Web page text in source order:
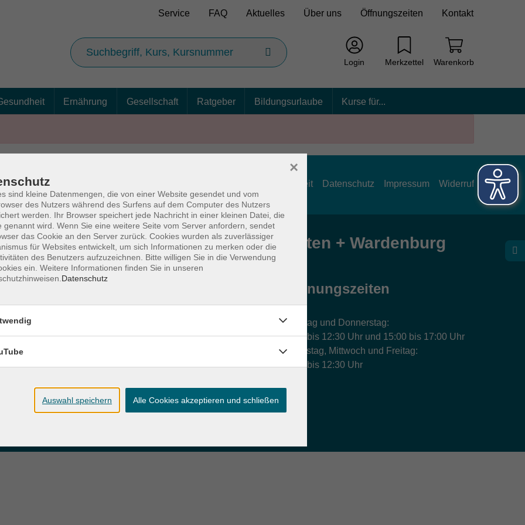
Service FAQ Aktuelles Über uns Öffnungszeiten Kontakt
Login Merkzettel Warenkorb
Ernährung Gesellschaft Ratgeber Bildungsurlaube Kurse für...
Barrierefreiheit Datenschutz Impressum Widerruf
und Donnerstag:
Volkshochschule Hatten + Wardenburg
26203 Wardenburg
Öffnungszeiten
Montag und Donnerstag:
9:00 bis 12:30 Uhr und 15:00 bis 17:00 Uhr
Dienstag, Mittwoch und Freitag:
9:00 bis 12:30 Uhr
sind kleine Datenmengen, die von einer Website gesendet und vom
des Nutzers während des Surfens auf dem Computer des Nutzers
werden. Ihr Browser speichert jede Nachricht in einer kleinen Datei, die
genannt wird. Wenn Sie eine weitere Seite vom Server anfordern, sendet
das Cookie an den Server zurück. Cookies wurden als zuverlässiger
für Websites entwickelt, um sich Informationen zu merken oder die
des Benutzers aufzuzeichnen. Bitte willigen Sie in die Verwendung
ein. Weitere Informationen finden Sie in unseren
Datenschutz
×
Auswahl speichern Alle Cookies akzeptieren und schließen